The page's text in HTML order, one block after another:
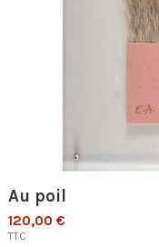
Au poil
120,00 €
TTC